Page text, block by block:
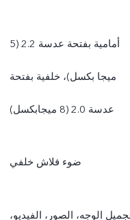
أمامية بفتحة عدسة 2.2 (5
ميجا بكسل)، خلفية بفتحة
عدسة 2.0 (8 ميجابكسل)
ضوء فلاش خلفي
الوجه، الصور، الفيديو،